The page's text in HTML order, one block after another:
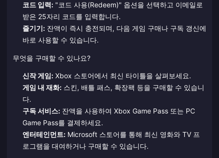
코드 입력:"코드 사용(Redeem)" 옵션을 선택하고 이메일로
받은 25자리 코드를 입력합니다.
즐기기:잔액이 즉시 충전되며, 다음 게임 구매나 구독 갱신에
바로 사용할 수 있습니다.
무엇을 구매할 수 있나요?
신작 게임:Xbox 스토어에서 최신 타이틀을 살펴보세요.
게임 내 재화:스킨, 배틀 패스, 확장팩 등을 구매할 수 있습니
다.
구독 서비스:잔액을 사용하여 Xbox Game Pass 또는 PC
Game Pass를 결제하세요.
엔터테인먼트:Microsoft 스토어를 통해 최신 영화와 TV 프
로그램을 대여하거나 구매할 수 있습니다.